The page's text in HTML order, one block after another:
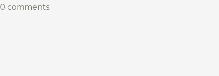
0 comments